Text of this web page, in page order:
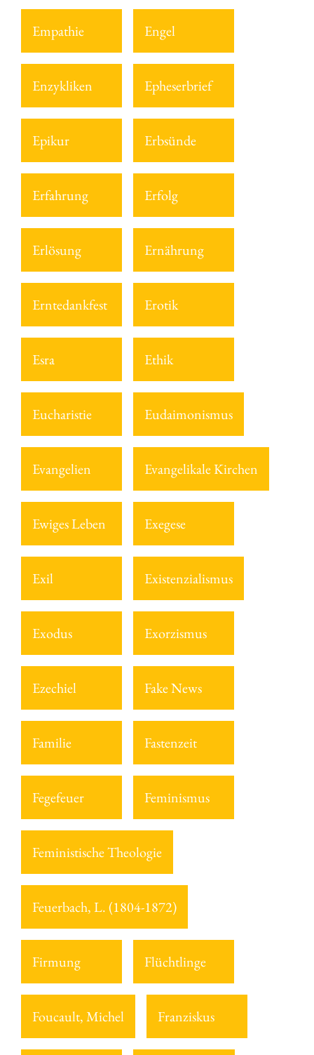
Empathie Engel
Enzykliken Epheserbrief
Epikur Erbsünde
Erfahrung Erfolg
Erlösung Ernährung
Erntedankfest Erotik
Esra Ethik
Eucharistie Eudaimonismus
Evangelien Evangelikale Kirchen
Ewiges Leben Exegese
Exil Existenzialismus
Exodus Exorzismus
Ezechiel Fake News
Familie Fastenzeit
Fegefeuer Feminismus
Feministische Theologie
Feuerbach, L. (1804-1872)
Firmung Flüchtlinge
Foucault, Michel Franziskus